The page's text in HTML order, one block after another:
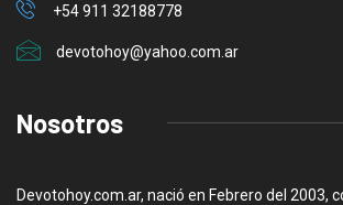
+54 911 32188778
devotohoy@yahoo.com.ar
Nosotros
Devotohoy.com.ar, nació en Febrero del 2003,